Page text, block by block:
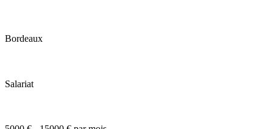
Bordeaux
Salariat